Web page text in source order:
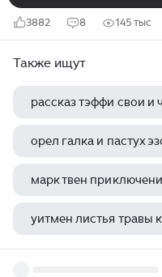
3882 8 145 тыс
Также ищут
рассказ тэффи свои и
орел галка и пастух
марк твен
уитмен листья травы